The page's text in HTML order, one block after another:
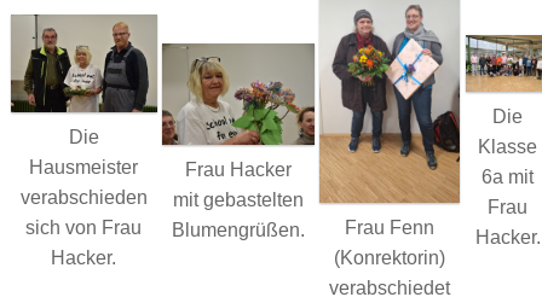
Die
Hausmeister
verabschieden
sich von Frau
Hacker.
Frau Hacker
mit gebastelten
Blumengrüßen.
Frau Fenn
(Konrektorin)
verabschiedet
Die
Klasse
6a mit
Frau
Hacker.